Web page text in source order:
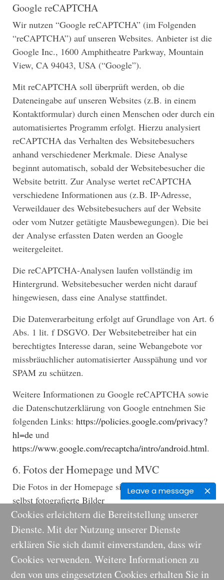
Leave a message
Google reCAPTCHA
Wir nutzen “Google reCAPTCHA” (im Folgenden
“reCAPTCHA”) auf unseren Websites. Anbieter ist die
Google Inc., 1600 Amphitheatre Parkway, Mountain
View, CA 94043, USA (“Google”).
Mit reCAPTCHA soll überprüft werden, ob die
Dateneingabe auf unseren Websites (z.B. in einem
Kontaktformular) durch einen Menschen oder durch ein
automatisiertes Programm erfolgt. Hierzu analysiert
reCAPTCHA das Verhalten des Websitebesuchers
anhand verschiedener Merkmale. Diese Analyse
beginnt automatisch, sobald der Websitebesucher die
Website betritt. Zur Analyse wertet reCAPTCHA
verschiedene Informationen aus (z.B. IP-Adresse,
Verweildauer des Websitebesuchers auf der Website
oder vom Nutzer getätigte Mausbewegungen). Die bei
der Analyse erfassten Daten werden an Google
weitergeleitet.
Die reCAPTCHA-Analysen laufen vollständig im
Hintergrund. Websitebesucher werden nicht darauf
hingewiesen, dass eine Analyse stattfindet.
Die Datenverarbeitung erfolgt auf Grundlage von Art. 6
Abs. 1 lit. f DSGVO. Der Websitebetreiber hat ein
berechtigtes Interesse daran, seine Webangebote vor
missbräuchlicher automatisierter Ausspähung und vor
SPAM zu schützen.
Weitere Informationen zu Google reCAPTCHA sowie
die Datenschutzerklärung von Google entnehmen Sie
folgenden Links: https://policies.google.com/privacy?
hl=de und
https://www.google.com/recaptcha/intro/android.html.
6. Fotos der Homepage und MVC
Die Fotos in der Homepage sind von Fotolia.de und
selbst fotografierte Bilder
Um in der Homepage direkt zur Anfahrt zur Praxis zu
kommen, ist die Internetseite Eigentum des MVC.
Cookies erleichtern die Bereitstellung unserer
Dienste. Mit der Nutzung unserer Dienste
erklären Sie sich damit einverstanden, dass wir
Cookies verwenden. Weitere Informationen zu
den von uns eingesetzten Cookies erhalten Sie in